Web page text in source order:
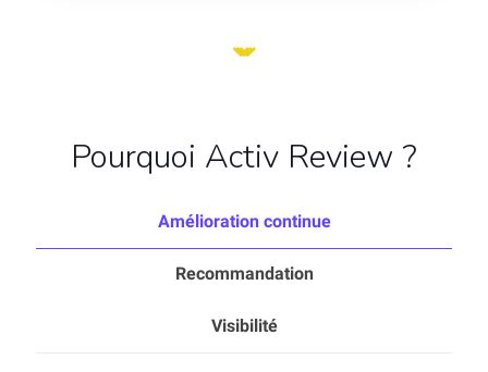
Pourquoi Activ Review ?
Amélioration continue
Recommandation
Visibilité